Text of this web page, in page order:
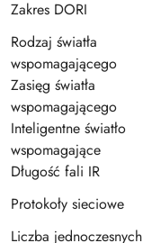
Zakres DORI
Rodzaj światła
wspomagającego
Zasięg światła
wspomagającego
Inteligentne światło
wspomagające
Długość fali IR
Protokoły sieciowe
Liczba jednoczesnych